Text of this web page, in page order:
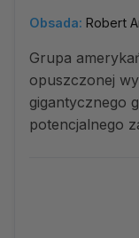
Obsada: Robert
Grupa
opuszczonej
gigantycznego
potencjalnego